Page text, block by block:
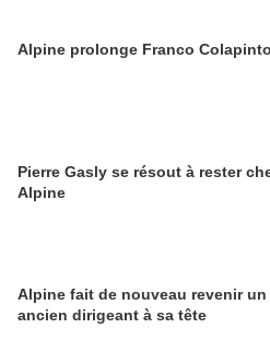
Alpine prolonge Franco Colapinto
Pierre Gasly se résout à rester
Alpine
Alpine fait de nouveau revenir un
ancien dirigeant à sa tête